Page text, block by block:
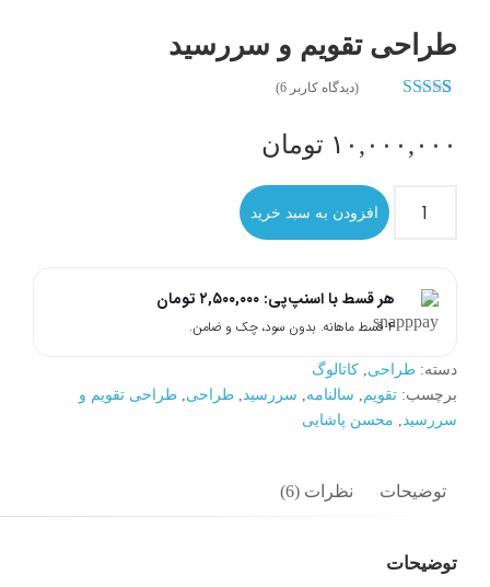
طراحی تقویم و سررسید
مشتری
(دیدگاه کاربر 6
)
۱۰,۰۰۰,۰۰۰ تومان
سررسید
عدد
افزودن به سبد خرید
هر قسط با اسنپ‌پی: ۲,۵۰۰,۰۰۰ تومان
۴ قسط ماهانه. بدون سود، چک و ضامن.
دسته: طراحی, کاتالوگ
برچسب: تقویم, سالنامه, سررسید, طراحی, طراحی تقویم و
سررسید, محسن پاشایی
توضیحات نظرات (6)
توضیحات